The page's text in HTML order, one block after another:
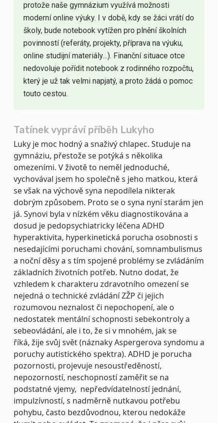
protože naše gymnázium využívá možnosti
moderní online výuky. I v době, kdy se žáci vrátí do
školy, bude notebook vytížen pro plnění školních
povinností (referáty, projekty, příprava na výuku,
online studijní materiály…). Finanční situace otce
nedovoluje pořídit notebook z rodinného rozpočtu,
který je už tak velmi napjatý, a proto žádá o pomoc
touto cestou.
Tatínek vypráví příběh Lukyho
Luky je moc hodný a snaživý chlapec. Studuje na
gymnáziu, přestože se potýká s několika
omezeními. V životě to neměl jednoduché,
vychovával jsem ho společně s jeho matkou, která
se však na výchově syna nepodílela nikterak
dobrým způsobem. Proto se o syna nyní starám jen
já. Synovi byla v nízkém věku diagnostikována a
dosud je pedopsychiatricky léčena ADHD
hyperaktivita, hyperkinetická porucha osobnosti s
nesedajícími poruchami chování, somnambulismus
a noční děsy a s tím spojené problémy se zvládáním
základních životních potřeb. Nutno dodat, že
vzhledem k charakteru zdravotního omezení se
nejedná o technické zvládání ZŽP či jejich
rozumovou neznalost či nepochopení, ale o
nedostatek mentální schopnosti sebekontroly a
sebeovládání, ale i to, že si v mnohém, jak se
říká, žije svůj svět (náznaky Aspergerova syndomu a
poruchy autistického spektra). ADHD je porucha
pozornosti, projevuje nesoustředěností,
nepozorností, neschopností zaměřit se na
podstatné vjemy, nepředvídatelností jednání,
impulzívností, s nadměrně nutkavou potřebu
pohybu, často bezdůvodnou, kterou nedokáže